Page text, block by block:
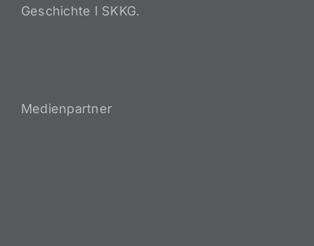
Geschichte I SKKG.
Medienpartner